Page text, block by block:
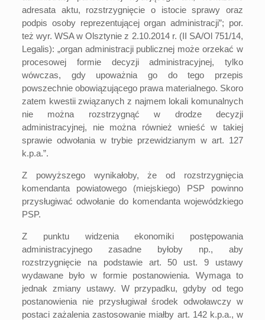
adresata aktu, rozstrzygnięcie o istocie sprawy oraz
podpis osoby reprezentującej organ administracji”; por.
też wyr. WSA w Olsztynie z 2.10.2014 r. (II SA/Ol 751/14,
Legalis): „organ administracji publicznej może orzekać w
procesowej formie decyzji administracyjnej, tylko
wówczas, gdy upoważnia go do tego przepis
powszechnie obowiązującego prawa materialnego. Skoro
zatem kwestii związanych z najmem lokali komunalnych
nie można rozstrzygnąć w drodze decyzji
administracyjnej, nie można również wnieść w takiej
sprawie odwołania w trybie przewidzianym w art. 127
k.p.a.”.
Z powyższego wynikałoby, że od rozstrzygnięcia
komendanta powiatowego (miejskiego) PSP powinno
przysługiwać odwołanie do komendanta wojewódzkiego
PSP.
Z punktu widzenia ekonomiki postępowania
administracyjnego zasadne byłoby np., aby
rozstrzygnięcie na podstawie art. 50 ust. 9 ustawy
wydawane było w formie postanowienia. Wymaga to
jednak zmiany ustawy. W przypadku, gdyby od tego
postanowienia nie przysługiwał środek odwoławczy w
postaci zażalenia zastosowanie miałby art. 142 k.p.a., w